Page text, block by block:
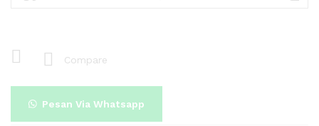
quantity
Compare
Pesan Via Whatsapp